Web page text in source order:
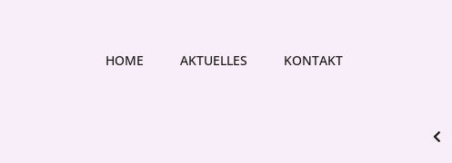
HOME AKTUELLES KONTAKT